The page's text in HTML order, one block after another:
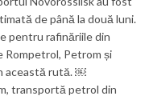
de până la două luni.
pentru rafinăriile din
Rompetrol, Petrom și
această rută. ￼
transportă petrol din